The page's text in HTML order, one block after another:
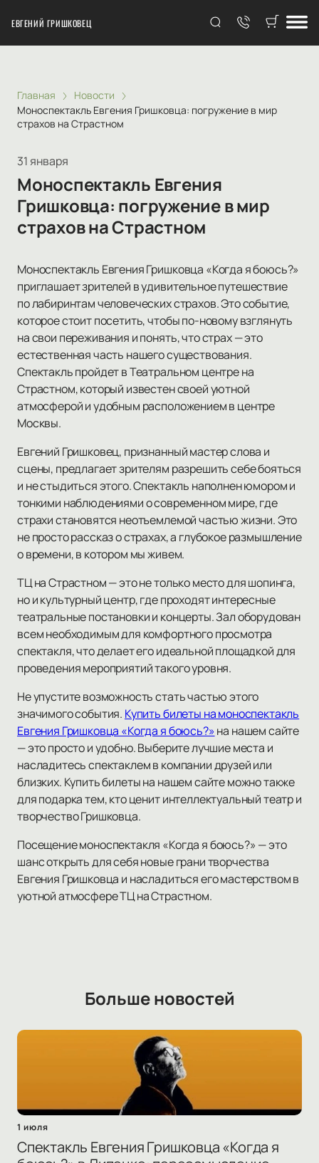
ЕВГЕНИЙ ГРИШКОВЕЦ
Главная
Новости
Моноспектакль Евгения Гришковца: погружение в мир
страхов на Страстном
31 января
Моноспектакль Евгения
Гришковца: погружение в мир
страхов на Страстном
Моноспектакль Евгения Гришковца «Когда я боюсь?»
приглашает зрителей в удивительное путешествие
по лабиринтам человеческих страхов. Это событие,
которое стоит посетить, чтобы по-новому взглянуть
на свои переживания и понять, что страх — это
естественная часть нашего существования.
Спектакль пройдет в Театральном центре на
Страстном, который известен своей уютной
атмосферой и удобным расположением в центре
Москвы.
Евгений Гришковец, признанный мастер слова и
сцены, предлагает зрителям разрешить себе бояться
и не стыдиться этого. Спектакль наполнен юмором и
тонкими наблюдениями о современном мире, где
страхи становятся неотъемлемой частью жизни. Это
не просто рассказ о страхах, а глубокое размышление
о времени, в котором мы живем.
ТЦ на Страстном — это не только место для шопинга,
но и культурный центр, где проходят интересные
театральные постановки и концерты. Зал оборудован
всем необходимым для комфортного просмотра
спектакля, что делает его идеальной площадкой для
проведения мероприятий такого уровня.
Не упустите возможность стать частью этого
значимого события. Купить билеты на моноспектакль
Евгения Гришковца «Когда я боюсь?» на нашем сайте
— это просто и удобно. Выберите лучшие места и
насладитесь спектаклем в компании друзей или
близких. Купить билеты на нашем сайте можно также
для подарка тем, кто ценит интеллектуальный театр и
творчество Гришковца.
Посещение моноспектакля «Когда я боюсь?» — это
шанс открыть для себя новые грани творчества
Евгения Гришковца и насладиться его мастерством в
уютной атмосфере ТЦ на Страстном.
Больше новостей
1 июля
Спектакль Евгения Гришковца «Когда я